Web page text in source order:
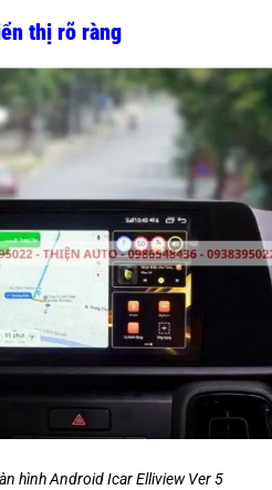
thị rõ ràng
hình Android Icar Elliview Ver 5